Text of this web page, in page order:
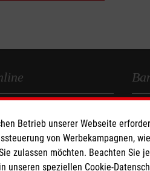
Betrieb unserer Webseite
von Werbekampagnen,
zulassen möchten. Beachten Sie
speziellen Cookie-